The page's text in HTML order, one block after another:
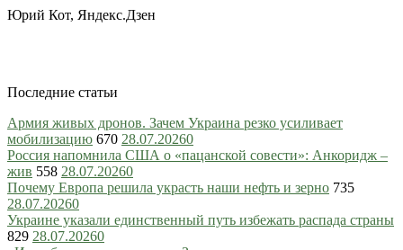
Юрий Кот, Яндекс.Дзен
Последние статьи
Армия живых дронов. Зачем Украина резко усиливает
мобилизацию 670 28.07.20260
Россия напомнила США о «пацанской совести»: Анкоридж –
жив 558 28.07.20260
Почему Европа решила украсть наши нефть и зерно 735
28.07.20260
Украине указали единственный путь избежать распада страны
829 28.07.20260